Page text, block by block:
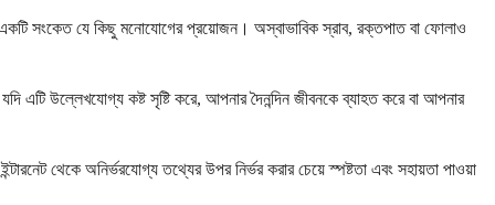
একটি সংকেত যে কিছু মনোযোগের প্রয়োজন। অস্বাভাবিক স্রাব, রক্তপাত বা ফোলাও
এটি উল্লেখযোগ্য কষ্ট সৃষ্টি করে, আপনার দৈনন্দিন জীবনকে ব্যাহত করে বা আপনার
থেকে অনির্ভরযোগ্য তথ্যের উপর নির্ভর করার চেয়ে স্পষ্টতা এবং সহায়তা পাওয়া